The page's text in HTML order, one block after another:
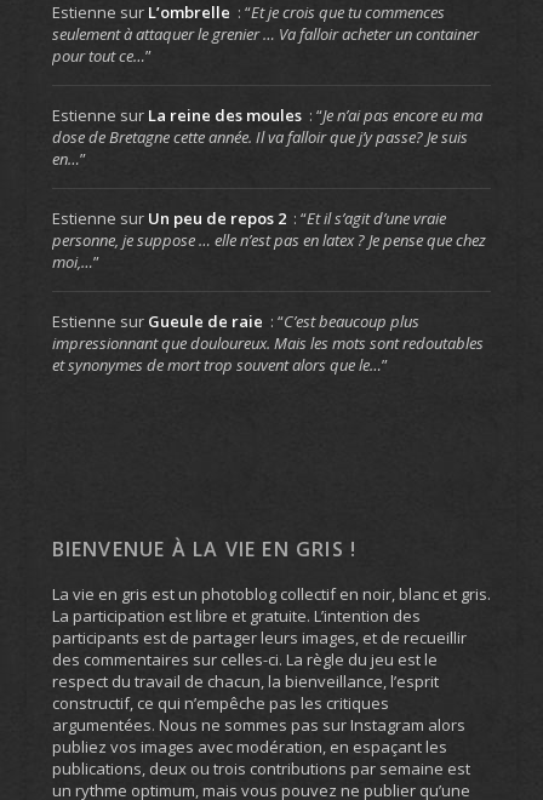
Estienne sur L’ombrelle : “Et je crois que tu commences
seulement à attaquer le grenier … Va falloir acheter un container
pour tout ce…”
Estienne sur La reine des moules : “Je n’ai pas encore eu ma
dose de Bretagne cette année. Il va falloir que j’y passe? Je suis
en…”
Estienne sur Un peu de repos 2 : “Et il s’agit d’une vraie
personne, je suppose … elle n’est pas en latex ? Je pense que chez
moi,…”
Estienne sur Gueule de raie : “C’est beaucoup plus
impressionnant que douloureux. Mais les mots sont redoutables
et synonymes de mort trop souvent alors que le…”
BIENVENUE À LA VIE EN GRIS !
La vie en gris est un photoblog collectif en noir, blanc et gris.
La participation est libre et gratuite. L’intention des
participants est de partager leurs images, et de recueillir
des commentaires sur celles-ci. La règle du jeu est le
respect du travail de chacun, la bienveillance, l’esprit
constructif, ce qui n’empêche pas les critiques
argumentées. Nous ne sommes pas sur Instagram alors
publiez vos images avec modération, en espaçant les
publications, deux ou trois contributions par semaine est
un rythme optimum, mais vous pouvez ne publier qu’une